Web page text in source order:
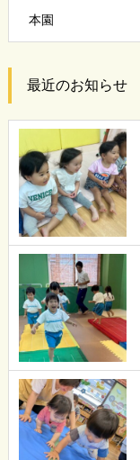
本園
最近のお知らせ